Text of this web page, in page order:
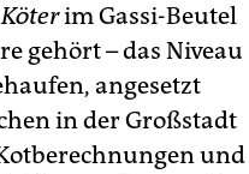
im Gassi-Beutel
gehört – das Niveau
angesetzt
in der Großstadt
und